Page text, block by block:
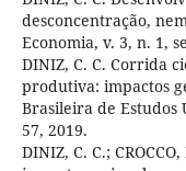
desconcentração,
Economia, v. 3, n. 1,
DINIZ, C. C. Corrida
produtiva: impactos
Brasileira de Estudos
57, 2019.
DINIZ, C. C.;